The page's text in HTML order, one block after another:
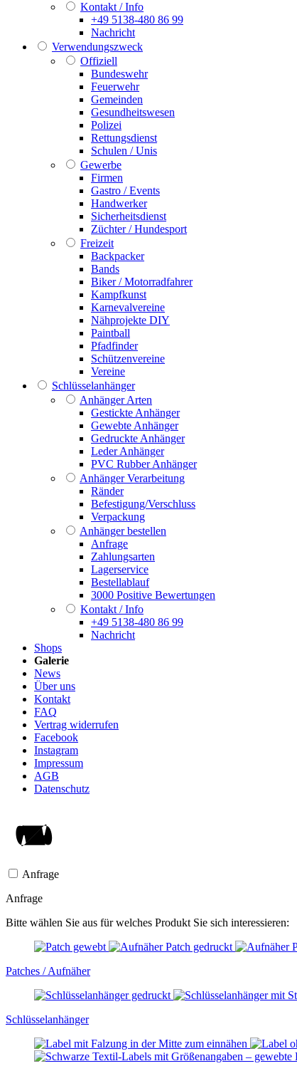
Kontakt / Info
+49 5138-480 86 99
Nachricht
Verwendungszweck
Offiziell
Bundeswehr
Feuerwehr
Gemeinden
Gesundheitswesen
Polizei
Rettungsdienst
Schulen / Unis
Gewerbe
Firmen
Gastro / Events
Handwerker
Sicherheitsdienst
Züchter / Hundesport
Freizeit
Backpacker
Bands
Biker / Motorradfahrer
Kampfkunst
Karnevalvereine
Nähprojekte DIY
Paintball
Pfadfinder
Schützenvereine
Vereine
Schlüsselanhänger
Anhänger Arten
Gestickte Anhänger
Gewebte Anhänger
Gedruckte Anhänger
Leder Anhänger
PVC Rubber Anhänger
Anhänger Verarbeitung
Ränder
Befestigung/Verschluss
Verpackung
Anhänger bestellen
Anfrage
Zahlungsarten
Lagerservice
Bestellablauf
3000 Positive Bewertungen
Kontakt / Info
+49 5138-480 86 99
Nachricht
Shops
Galerie
News
Über uns
Kontakt
FAQ
Vertrag widerrufen
Facebook
Instagram
Impressum
AGB
Datenschutz
Anfrage
Anfrage
Bitte wählen Sie aus für welches Produkt Sie sich interessieren:
Patches / Aufnäher
Schlüssel­anhänger